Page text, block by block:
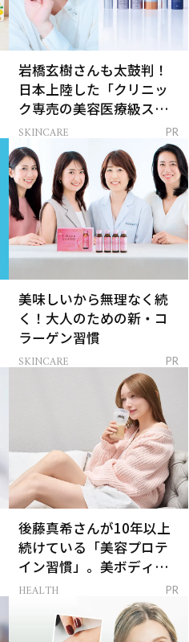
岩橋玄樹さんも太鼓判！
日本上陸した「クリニッ
ク専売の美容医療級スキ
ンケア」
SKINCARE PR
美味しいから無理なく続
く！大人のための新・コ
ラーゲン習慣
SKINCARE PR
後藤真希さんが10年以上
続けている「美容プロテ
イン習慣」。美ボディを
支える朝ルーティンと
HEALTH PR